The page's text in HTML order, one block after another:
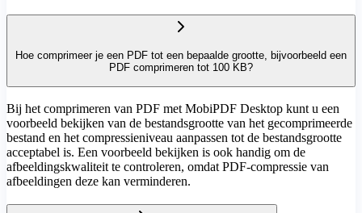
Hoe comprimeer je een PDF tot een bepaalde grootte, bijvoorbeeld een
PDF comprimeren tot 100 KB?
Bij het comprimeren van PDF met MobiPDF Desktop kunt u een
voorbeeld bekijken van de bestandsgrootte van het gecomprimeerde
bestand en het compressieniveau aanpassen tot de bestandsgrootte
acceptabel is. Een voorbeeld bekijken is ook handig om de
afbeeldingskwaliteit te controleren, omdat PDF-compressie van
afbeeldingen deze kan verminderen.